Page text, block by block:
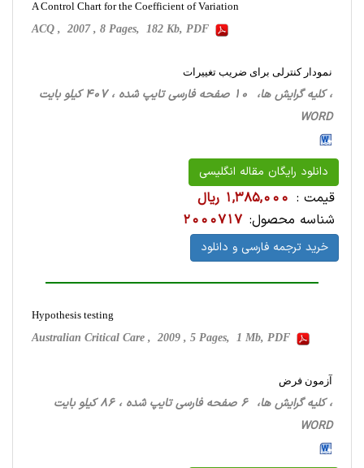
A Control Chart for the Coefficient of Variation
ACQ , 2007 , 8 Pages, 182 Kb, PDF
نمودار کنترلی برای ضریب تغییرات
، کلیه گرایش ها، 10 صفحه فارسی تایپ شده ، 407 کیلو بایت
WORD
دانلود رایگان مقاله انگلیسی
قیمت : 1,385,000 ریال
شناسه محصول: 2000717
خرید ترجمه فارسی و دانلود
Hypothesis testing
Australian Critical Care , 2009 , 5 Pages, 1 Mb, PDF
آزمون فرض
، کلیه گرایش ها، 6 صفحه فارسی تایپ شده ، 86 کیلو بایت
WORD